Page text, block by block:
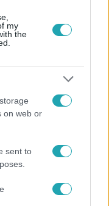
my
the
on web or
sent to